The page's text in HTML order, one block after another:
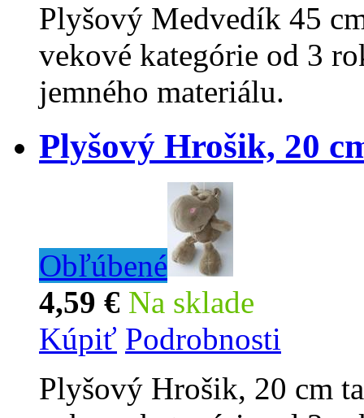
Plyšový Medvedík 45
vekové kategórie od 3
jemného materiálu.
Plyšový Hrošik, 20
Obľúbené
4,59 € Na sklade
Kúpiť Podrobnosti
Plyšový Hrošik, 20 cm